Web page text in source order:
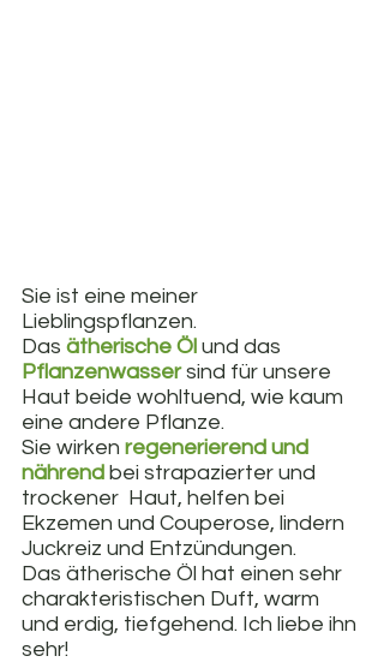
Sie ist eine meiner
Lieblingspflanzen.
Das ätherische Öl und das
Pflanzenwasser sind für unsere
Haut beide wohltuend, wie kaum
eine andere Pflanze.
Sie wirken regenerierend und
nährend bei strapazierter und
trockener  Haut, helfen bei
Ekzemen und Couperose, lindern
Juckreiz und Entzündungen.
Das ätherische Öl hat einen sehr
charakteristischen Duft, warm
und erdig, tiefgehend. Ich liebe ihn
sehr!